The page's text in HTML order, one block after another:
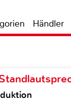
Händler